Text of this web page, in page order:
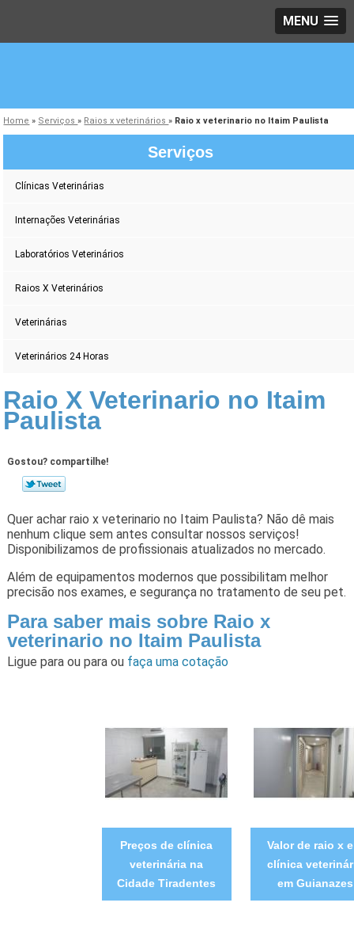
MENU
Home » Serviços» Raios x veterinários» Raio x veterinario no Itaim Paulista
Serviços
Clínicas Veterinárias
Internações Veterinárias
Laboratórios Veterinários
Raios X Veterinários
Veterinárias
Veterinários 24 Horas
Raio X Veterinario no Itaim
Paulista
Gostou? compartilhe!
Quer achar raio x veterinario no Itaim Paulista? Não dê mais
nenhum clique sem antes consultar nossos serviços!
Disponibilizamos de profissionais atualizados no mercado.
​Além de equipamentos modernos que possibilitam melhor
precisão nos exames, e segurança no tratamento de seu pet.
Para saber mais sobre Raio x
veterinario no Itaim Paulista
Ligue para ou para ou faça uma cotação
Preços de clínica
veterinária na
Cidade Tiradentes
Valor de raio x
clínica
em Guianazes